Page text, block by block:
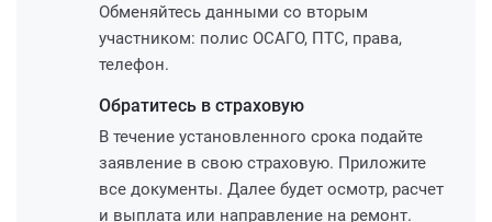
Обменяйтесь данными со вторым
участником: полис ОСАГО, ПТС, права,
телефон.
Обратитесь в страховую
В течение установленного срока подайте
заявление в свою страховую. Приложите
все документы. Далее будет осмотр, расчет
и выплата или направление на ремонт.